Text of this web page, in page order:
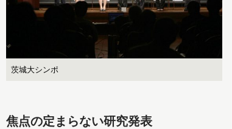
茨城大シンポ
焦点の定まらない研究発表